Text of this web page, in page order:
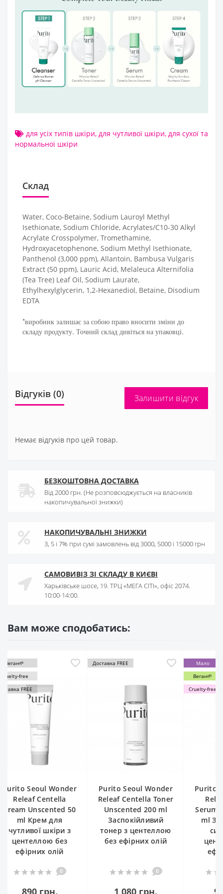
для усіх типів шкіри, для чутливої шкіри, для сухої та
нормальної шкіри
Склад
Water, Coco-Betaine, Sodium Lauroyl Methyl
Isethionate, Sodium Chloride, Acrylates/C10-30 Alkyl
Acrylate Crosspolymer, Tromethamine,
Hydroxyacetophenone, Sodium Methyl Isethionate,
Panthenol (3,000 ppm), Allantoin, Bambusa Vulgaris
Extract (50 ppm), Lauric Acid, Melaleuca Alternifolia
(Tea Tree) Leaf Oil, Sodium Laurate,
Ethylhexylglycerin, 1,2-Hexanediol, Betaine, Disodium
EDTA
*виробник залишає за собою право вносити зміни до
складу продукту. Точний склад дивіться на упаковці.
Відгуків (0) Залишити відгук
Немає відгуків про цей товар.
БЕЗКОШТОВНА ДОСТАВКА
Від 2000 грн. (Не розповсюджується на власників
накопичувальної знижки)
НАКОПИЧУВАЛЬНІ ЗНИЖКИ
3, 5 і 7% при сумі замовлень від 3000, 5000 і 15000 грн
САМОВИВІЗ ЗІ СКЛАДУ В КИЄВІ
Харьківське шосе, 19. ТРЦ «МЕГА СІТІ», офіс 2074.
10:00-14:00.
Вам може сподобатись:
50
з
Purito Seoul Wonder
Releaf Centella Toner
Unscented 200 ml
Заспокійливий
тонер з центеллою
без ефірних олій
1 080 грн.
Purito Seoul Wonder
Releaf Centella
Serum Unscented 60
ml Заспокійлива
сироватка з
центеллою без
940 грн.